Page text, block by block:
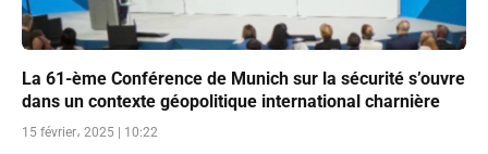
La 61-ème Conférence de Munich sur la sécurité s’ouvre
dans un contexte géopolitique international charnière
15 février، 2025 | 10:22